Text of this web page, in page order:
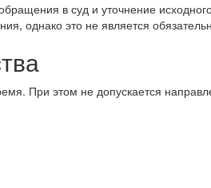
в суд и уточнение
однако это не является
При этом не допускается